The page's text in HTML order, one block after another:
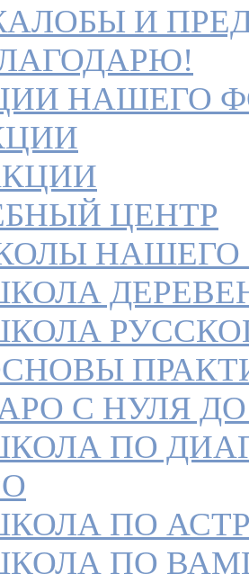
И
НАШЕГО
ЦЕНТР
НАШЕГО
С НУЛЯ
ПО
ПО
ПО